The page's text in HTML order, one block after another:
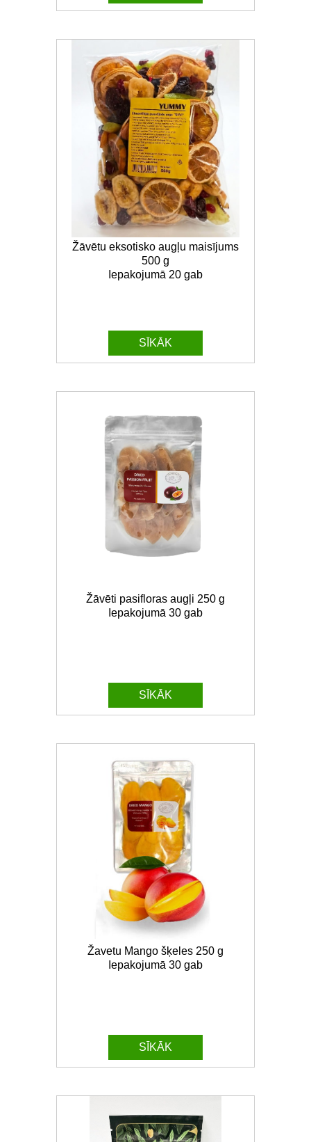
Žāvētu eksotisko augļu maisījums
500 g
Iepakojumā 20 gab
SĪKĀK
Žāvēti pasifloras augļi 250 g
Iepakojumā 30 gab
SĪKĀK
Žavetu Mango šķeles 250 g
Iepakojumā 30 gab
SĪKĀK